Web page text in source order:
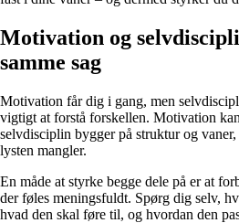
Motivation og
samme sag
Motivation får dig i gang, men
vigtigt at forstå forskellen. Motivation
selvdisciplin bygger på struktur og
lysten mangler.
En måde at styrke begge dele på er at
der føles meningsfuldt. Spørg dig selv,
hvad den skal føre til, og hvordan den